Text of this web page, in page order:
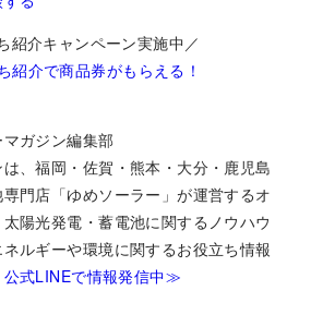
紹介キャンペーン実施中／
ガジン編集部
、福岡・佐賀・熊本・大分・鹿児島
門店「ゆめソーラー」が運営するオ
陽光発電・蓄電池に関するノウハウ
ルギーや環境に関するお役立ち情報
公式LINEで情報発信中≫